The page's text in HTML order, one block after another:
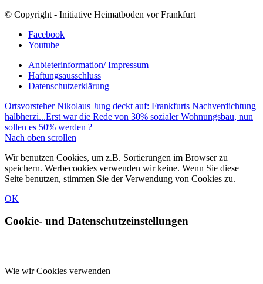
© Copyright - Initiative Heimatboden vor Frankfurt
Facebook
Youtube
Anbieterinformation/ Impressum
Haftungsausschluss
Datenschutzerklärung
Ortsvorsteher Nikolaus Jung deckt auf: Frankfurts Nachverdichtung
halbherzi...Erst war die Rede von 30% sozialer Wohnungsbau, nun
sollen es 50% werden ?
Nach oben scrollen
Wir benutzen Cookies, um z.B. Sortierungen im Browser zu
speichern. Werbecookies verwenden wir keine. Wenn Sie diese
Seite benutzen, stimmen Sie der Verwendung von Cookies zu.
OK
Cookie- und Datenschutzeinstellungen
Wie wir Cookies verwenden